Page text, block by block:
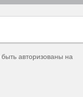
авторизованы на